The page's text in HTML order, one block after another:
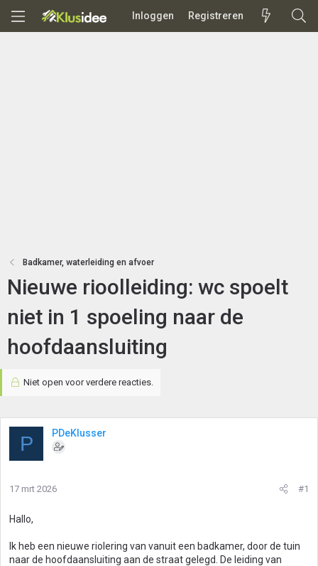
Inloggen Registreren
Badkamer, waterleiding en afvoer
Nieuwe rioolleiding: wc spoelt
niet in 1 spoeling naar de
hoofdaansluiting
Niet open voor verdere reacties.
P PDeKlusser
17 mrt 2026 #1
Hallo,
Ik heb een nieuwe riolering van vanuit een badkamer, door de tuin
naar de hoofdaansluiting aan de straat gelegd. De leiding van